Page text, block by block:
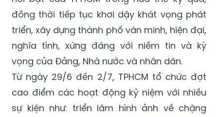
đồng thời tiếp tục khơi dậy khát vọng phát
triển, xây dựng thành phố văn minh, hiện đại,
nghĩa tình, xứng đáng với niềm tin và kỳ
vọng của Đảng, Nhà nước và nhân dân.
Từ ngày 29/6 đến 2/7, TPHCM tổ chức đợt
cao điểm các hoạt động kỷ niệm với nhiều
sự kiện như: triển lãm hình ảnh về chặng